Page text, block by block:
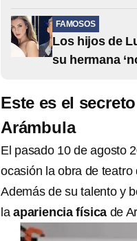
FAMOSOS
Los hijos de
su hermana
Este es el
Arámbula
El pasado 10 de agosto
ocasión la obra de
Además de su talento y
la apariencia física de